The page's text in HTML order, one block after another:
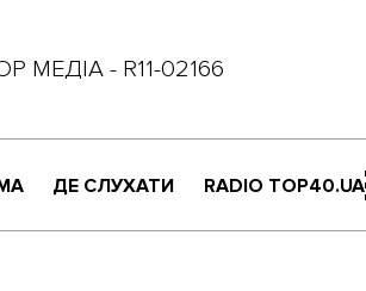
МЕДІА - R11-02166
ДЕ СЛУХАТИ RADIO TOP40.UA